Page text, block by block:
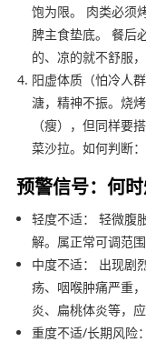
饱为限。 肉类必须
脾主食垫底。 餐后
的、凉的就不舒服，
阳虚体质（怕冷人
溏，精神不振。烧
（瘦），但同样要
菜沙拉。如何判断
预警信号：何
轻度不适： 轻微腹
解。属正常可调范围
中度不适： 出现剧
疡、咽喉肿痛严重
炎、扁桃体炎等，
重度不适/长期风险